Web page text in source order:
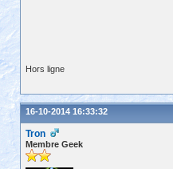
Hors ligne
16-10-2014 16:33:32
Tron
Membre Geek